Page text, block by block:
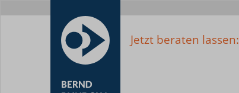
Jetzt beraten lassen: